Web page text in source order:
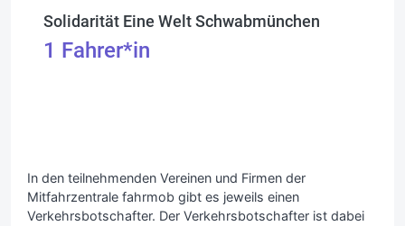
Solidarität Eine Welt Schwabmünchen
1 Fahrer*in
In den teilnehmenden Vereinen und Firmen der
Mitfahrzentrale fahrmob gibt es jeweils einen
Verkehrsbotschafter. Der Verkehrsbotschafter ist dabei